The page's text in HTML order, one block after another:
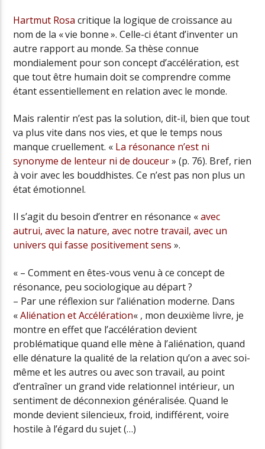
Hartmut Rosa critique la logique de croissance au
nom de la « vie bonne ». Celle-ci étant d’inventer un
autre rapport au monde. Sa thèse connue
mondialement pour son concept d’accélération, est
que tout être humain doit se comprendre comme
étant essentiellement en relation avec le monde.
Mais ralentir n’est pas la solution, dit-il, bien que tout
va plus vite dans nos vies, et que le temps nous
manque cruellement. « La résonance n’est ni
synonyme de lenteur ni de douceur» (p. 76). Bref, rien
à voir avec les bouddhistes. Ce n’est pas non plus un
état émotionnel.
Il s’agit du besoin d’entrer en résonance «avec
autrui, avec la nature, avec notre travail, avec un
univers qui fasse positivement sens ».
« – Comment en êtes-vous venu à ce concept de
résonance, peu sociologique au départ ?
– Par une réflexion sur l’aliénation moderne. Dans
«Aliénation et Accélération« , mon deuxième livre, je
montre en effet que l’accélération devient
problématique quand elle mène à l’aliénation, quand
elle dénature la qualité de la relation qu’on a avec soi-
même et les autres ou avec son travail, au point
d’entraîner un grand vide relationnel intérieur, un
sentiment de déconnexion généralisée. Quand le
monde devient silencieux, froid, indifférent, voire
hostile à l’égard du sujet (…)